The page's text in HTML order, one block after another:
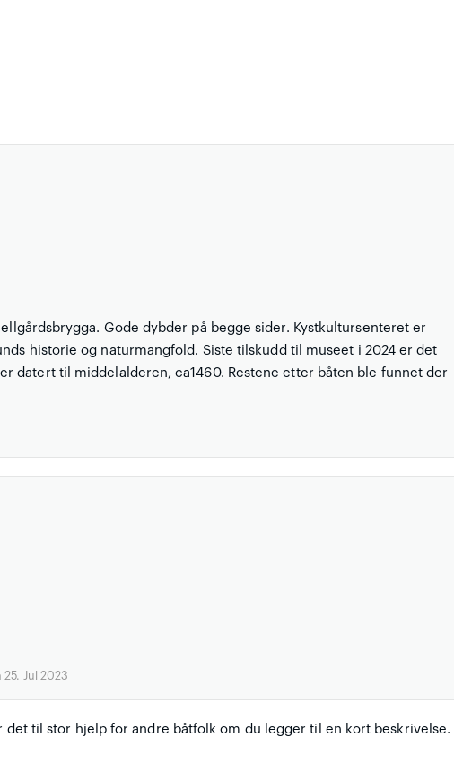
Gode dybder på begge sider. Kystkultursenteret er
historie og naturmangfold. Siste tilskudd til museet i 2024 er det
datert til middelalderen, ca1460. Restene etter båten ble funnet der
Jul 2023
det til stor hjelp for andre båtfolk om du legger til en kort beskrivelse.